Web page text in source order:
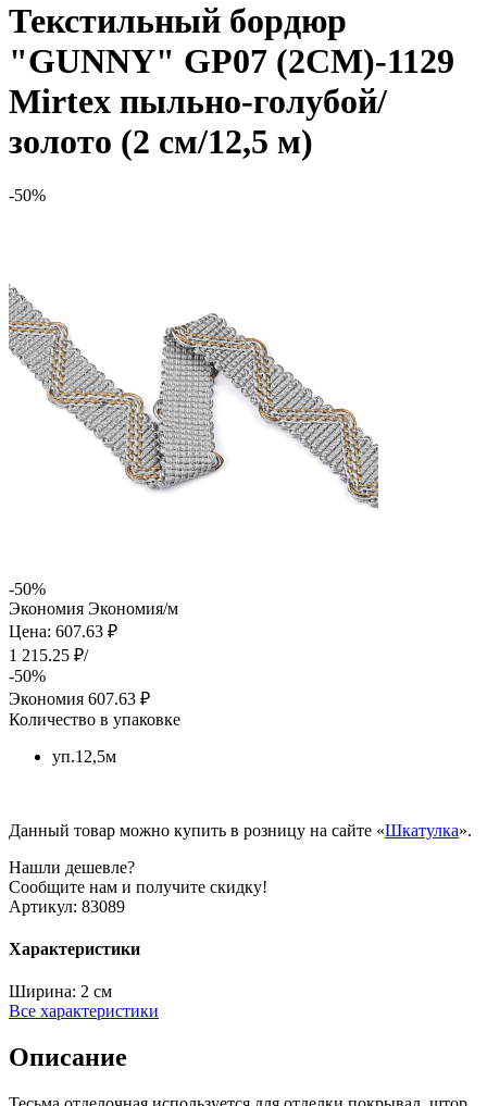
Текстильный бордюр
"GUNNY" GP07 (2CM)-1129
Mirtex пыльно-голубой/
золото (2 см/12,5 м)
-50%
-50%
Экономия Экономия/м
Цена: 607.63 ₽
1 215.25 ₽/
-50%
Экономия 607.63 ₽
Количество в упаковке
уп.12,5м
Данный товар можно купить в розницу на сайте «Шкатулка».
Нашли дешевле?
Сообщите нам и получите скидку!
Артикул: 83089
Характеристики
Ширина: 2 см
Все характеристики
Описание